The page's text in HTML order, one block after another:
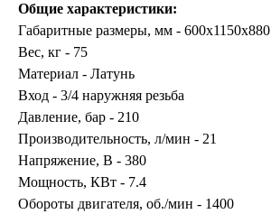
Общие характеристики:
Габаритные размеры, мм - 600x1150x880
Вес, кг - 75
Материал - Латунь
Вход - 3/4 наружняя резьба
Давление, бар - 210
Производительность, л/мин - 21
Напряжение, В - 380
Мощность, КВт - 7.4
Обороты двигателя, об./мин - 1400